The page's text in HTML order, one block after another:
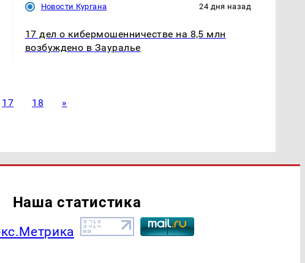
Новости Кургана 24 дня назад
17 дел о кибермошенничестве на 8,5 млн
возбуждено в Зауралье
17 18 »
Наша статистика